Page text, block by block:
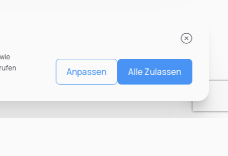
Anpassen Alle Zulassen